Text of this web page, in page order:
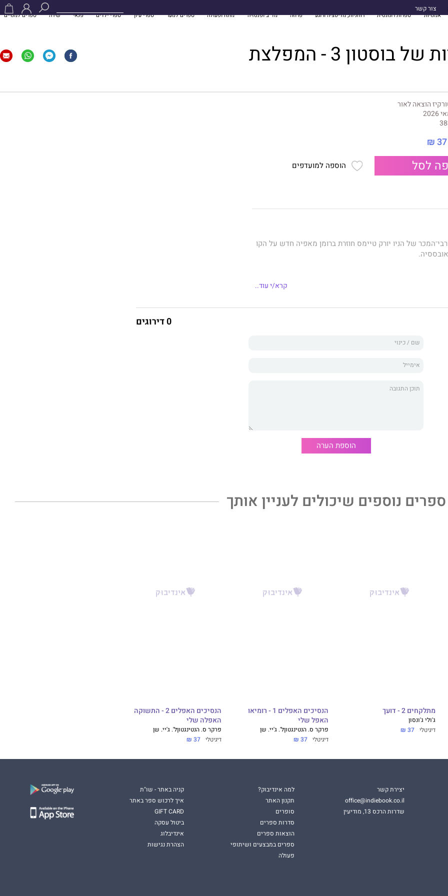
צור קשר
אמנויות ספרות רומנטית רוחניות, מדיטציה ורוגע פרוזה מד"ב ופנטזיה מתח ופעולה ספרים לנוער ספרי עיון ספרי ילדים פנאי שירה ספרים למנויים
בוסטון 3 - המפלצת
הוצאה לאור
2026
37 ₪
לסל הוספה למועדפים
של הניו יורק טיימס חוזרת ברומן מאפיה חדש על הקו
זה לזה. אבל באותו לילה בקרנבל,
הבנתי מי אני רוצה להיות."
מימיי היה משורבט על דלת של שירותים ניידים, חרוט
גורלי היה להתאהב במפלצת.
ויש לי וידוי.
קרא/י עוד..
0 דירוגים
הוספת הערה
ספרים נוספים שיכולים לעניין אותך
מתלקחים 2 - דועך
ג'ולי ג'ונסון
דיגיטלי 37 ₪
הנסיכים האפלים 1 - רומיאו
האפל שלי
פרקר ס. הנטינגטוןל'. ג'יי. שן
דיגיטלי 37 ₪
הנסיכים האפלים 2 - התשוקה
האפלה שלי
פרקר ס. הנטינגטוןל'. ג'יי. שן
דיגיטלי 37 ₪
יצירת קשר
office@indiebook.co.il
שדרות הרכס 13, מודיעין
למה אינדיבוק?
תקנון האתר
סופרים
סדרות ספרים
הוצאות ספרים
ספרים במבצעים ושיתופי
פעולה
קניה באתר - שו"ת
איך לרכוש ספר באתר
GIFT CARD
ביטול עסקה
אינדיבלוג
הצהרת נגישות